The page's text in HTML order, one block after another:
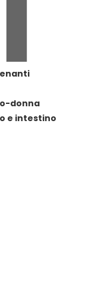
donna
e intestino